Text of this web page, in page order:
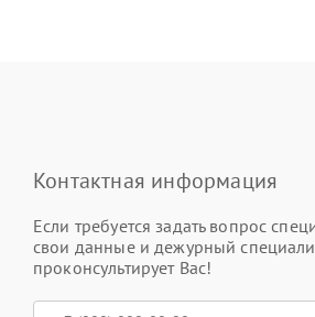
Контактная информация
Если требуется задать вопрос
свои данные и дежурный
проконсультирует Вас!